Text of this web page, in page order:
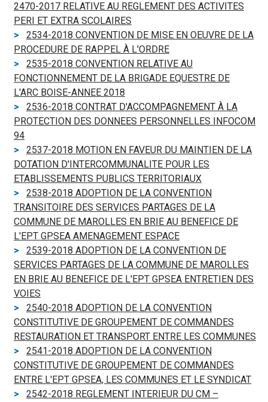
2470-2017 RELATIVE AU REGLEMENT DES ACTIVITES
PERI ET EXTRA SCOLAIRES
2534-2018 CONVENTION DE MISE EN OEUVRE DE LA
PROCEDURE DE RAPPEL À L'ORDRE
2535-2018 CONVENTION RELATIVE AU
FONCTIONNEMENT DE LA BRIGADE EQUESTRE DE
L'ARC BOISE-ANNEE 2018
2536-2018 CONTRAT D'ACCOMPAGNEMENT À LA
PROTECTION DES DONNEES PERSONNELLES INFOCOM
94
2537-2018 MOTION EN FAVEUR DU MAINTIEN DE LA
DOTATION D'INTERCOMMUNALITE POUR LES
ETABLISSEMENTS PUBLICS TERRITORIAUX
2538-2018 ADOPTION DE LA CONVENTION
TRANSITOIRE DES SERVICES PARTAGES DE LA
COMMUNE DE MAROLLES EN BRIE AU BENEFICE DE
L'EPT GPSEA AMENAGEMENT ESPACE
2539-2018 ADOPTION DE LA CONVENTION DE
SERVICES PARTAGES DE LA COMMUNE DE MAROLLES
EN BRIE AU BENEFICE DE L'EPT GPSEA ENTRETIEN DES
VOIES
2540-2018 ADOPTION DE LA CONVENTION
CONSTITUTIVE DE GROUPEMENT DE COMMANDES
RESTAURATION ET TRANSPORT ENTRE LES COMMUNES
2541-2018 ADOPTION DE LA CONVENTION
CONSTITUTIVE DE GROUPEMENT DE COMMANDES
ENTRE L'EPT GPSEA, LES COMMUNES ET LE SYNDICAT
2542-2018 REGLEMENT INTERIEUR DU CM –